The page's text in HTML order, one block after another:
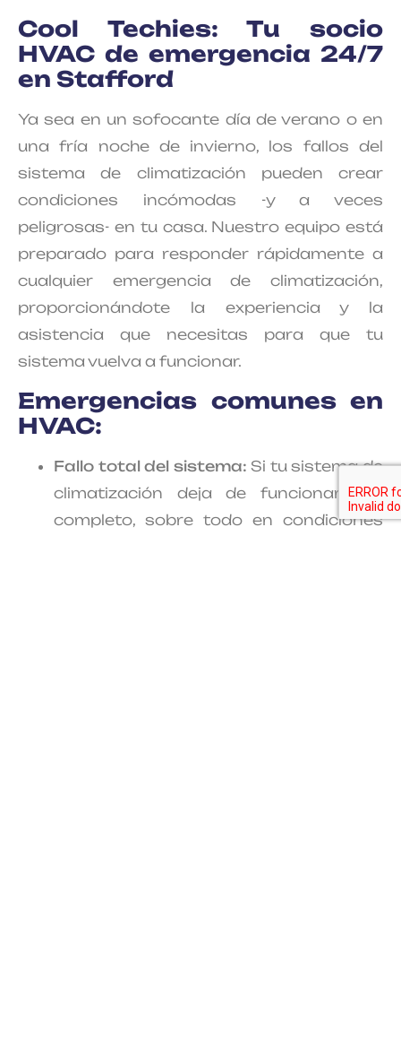
Cool Techies: Tu socio
HVAC de emergencia 24/7
en Stafford
Ya sea en un sofocante día de verano o en
una fría noche de invierno, los fallos del
sistema de climatización pueden crear
condiciones incómodas -y a veces
peligrosas- en tu casa. Nuestro equipo está
preparado para responder rápidamente a
cualquier emergencia de climatización,
proporcionándote la experiencia y la
asistencia que necesitas para que tu
sistema vuelva a funcionar.
Emergencias comunes en
HVAC:
Fallo total del sistema: Si tu sistema de
climatización deja de funcionar por
completo, sobre todo en condiciones